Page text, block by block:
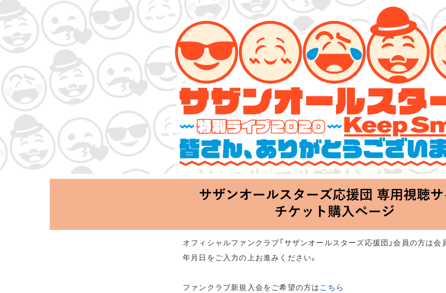
サザンオールスターズ 特別ライブ 2020
「Keep Smilin’～皆さん、ありがとうございます!!～」
2020.06.25 Thu 20:00 Start at 横浜アリーナ
オフィシャルファンクラブ「サザンオールスターズ応援団」会員の方は会
年月日をご入力の上お進みください。
ファンクラブ新規入会をご希望の方はこちら